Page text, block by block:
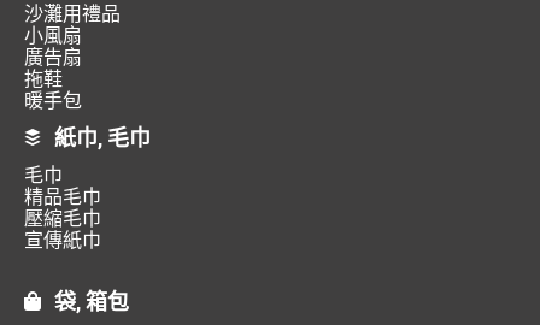
沙灘用禮品
小風扇
廣告扇
拖鞋
暖手包
紙巾, 毛巾
毛巾
精品毛巾
壓縮毛巾
宣傳紙巾
袋, 箱包